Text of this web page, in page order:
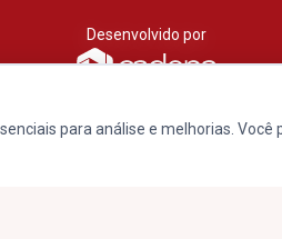
Desenvolvido por
para análise e melhorias. Você